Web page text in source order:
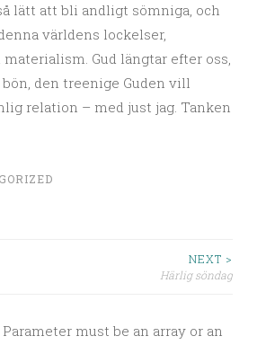
lätt att bli andligt sömniga, och
världens lockelser,
Gud längtar efter oss,
den treenige Guden vill
relation – med just jag. Tanken
NEXT >
Härlig söndag
Parameter must be an array or an